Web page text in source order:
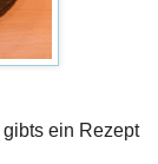
gibts ein Rezept